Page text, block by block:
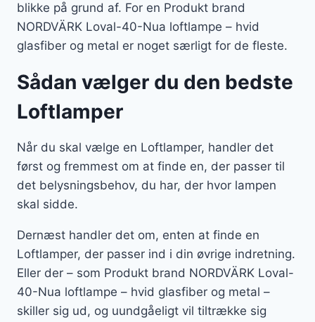
blikke på grund af. For en Produkt brand
NORDVÄRK Loval-40-Nua loftlampe – hvid
glasfiber og metal er noget særligt for de fleste.
Sådan vælger du den bedste
Loftlamper
Når du skal vælge en Loftlamper, handler det
først og fremmest om at finde en, der passer til
det belysningsbehov, du har, der hvor lampen
skal sidde.
Dernæst handler det om, enten at finde en
Loftlamper, der passer ind i din øvrige indretning.
Eller der – som Produkt brand NORDVÄRK Loval-
40-Nua loftlampe – hvid glasfiber og metal –
skiller sig ud, og uundgåeligt vil tiltrække sig